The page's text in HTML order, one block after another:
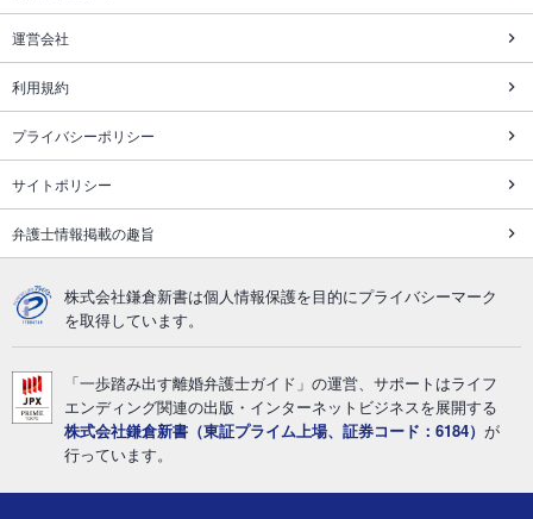
運営会社
利用規約
プライバシーポリシー
サイトポリシー
弁護士情報掲載の趣旨
株式会社鎌倉新書は個人情報保護を目的にプライバシーマーク
を取得しています。
「一歩踏み出す離婚弁護士ガイド」の運営、サポートはライフ
エンディング関連の出版・インターネットビジネスを展開する
株式会社鎌倉新書（東証プライム上場、証券コード：6184） が
行っています。